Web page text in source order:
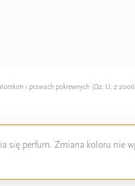
i prawach pokrewnych (Dz. U. z
perfum. Zmiana koloru nie